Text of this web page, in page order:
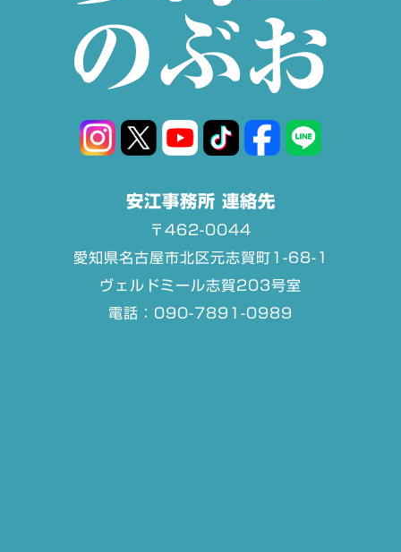
安江事務所 連絡先
〒462-0044
愛知県名古屋市北区元志賀町1-68-1
ヴェルドミール志賀203号室
電話：090-7891-0989